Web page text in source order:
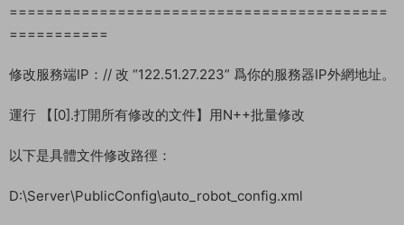
首選DNS服務器：114.114.114.114
裏僅演示就随意填寫一個了，子網掩碼：255.255.255.0